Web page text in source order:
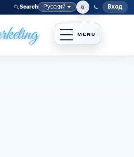
навигации
сайта
Search Язык
Русский Меню
Вход